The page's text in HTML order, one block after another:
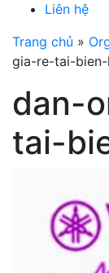
Liên hệ
Trang chủ »
gia-re-tai-bien-
dan-
tai-